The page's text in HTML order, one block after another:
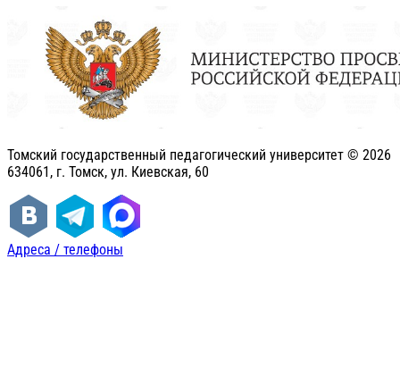
Томский государственный педагогический университет © 2026
634061, г. Томск, ул. Киевская, 60
Адреса / телефоны